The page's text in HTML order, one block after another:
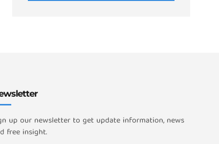
up our newsletter to get update information, news
free insight.